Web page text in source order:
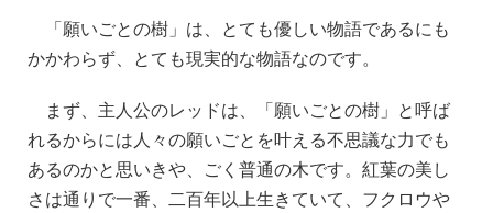
「願いごとの樹」は、とても優しい物語であるにも
かかわらず、とても現実的な物語なのです。
まず、主人公のレッドは、「願いごとの樹」と呼ば
れるからには人々の願いごとを叶える不思議な力でも
あるのかと思いきや、ごく普通の木です。紅葉の美し
さは通りで一番、二百年以上生きていて、フクロウや